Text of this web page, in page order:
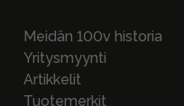
Meidän 100v historia
Yritysmyynti
Artikkelit
Tuotemerkit